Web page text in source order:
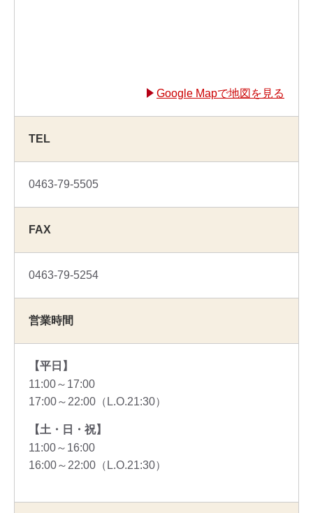
Google Mapで地図を見る
TEL
0463-79-5505
FAX
0463-79-5254
営業時間
【平日】
11:00～17:00
17:00～22:00（L.O.21:30）
【土・日・祝】
11:00～16:00
16:00～22:00（L.O.21:30）